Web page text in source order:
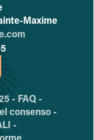
tourisme de Sainte-
Maxime
- FAQ -
consenso -
-